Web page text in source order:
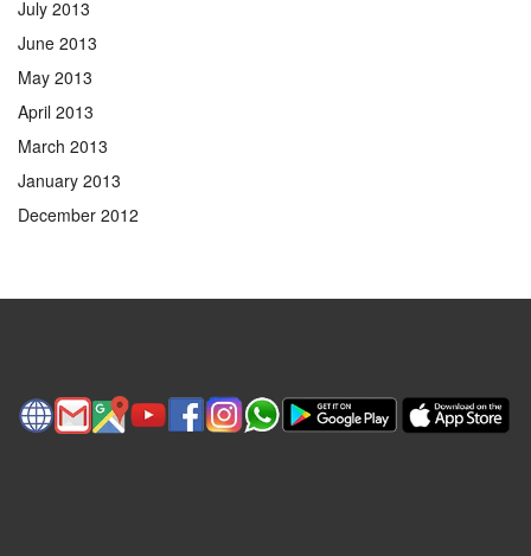
July 2013
June 2013
May 2013
April 2013
March 2013
January 2013
December 2012